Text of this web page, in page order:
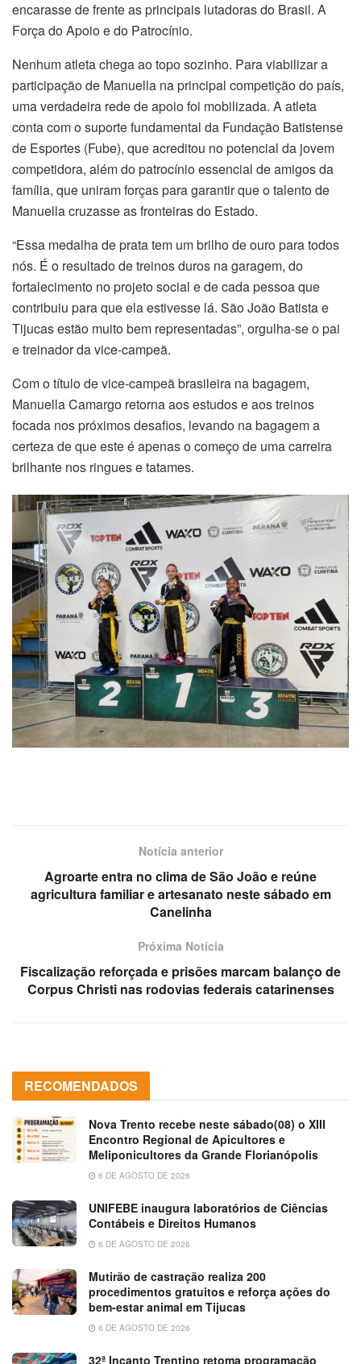
encarasse de frente as principais lutadoras do Brasil. A
Força do Apoio e do Patrocínio.
Nenhum atleta chega ao topo sozinho. Para viabilizar a
participação de Manuella na principal competição do país,
uma verdadeira rede de apoio foi mobilizada. A atleta
conta com o suporte fundamental da Fundação Batistense
de Esportes (Fube), que acreditou no potencial da jovem
competidora, além do patrocínio essencial de amigos da
família, que uniram forças para garantir que o talento de
Manuella cruzasse as fronteiras do Estado.
“Essa medalha de prata tem um brilho de ouro para todos
nós. É o resultado de treinos duros na garagem, do
fortalecimento no projeto social e de cada pessoa que
contribuiu para que ela estivesse lá. São João Batista e
Tijucas estão muito bem representadas”, orgulha-se o pai
e treinador da vice-campeã.
Com o título de vice-campeã brasileira na bagagem,
Manuella Camargo retorna aos estudos e aos treinos
focada nos próximos desafios, levando na bagagem a
certeza de que este é apenas o começo de uma carreira
brilhante nos ringues e tatames.
Notícia anterior
Agroarte entra no clima de São João e reúne
agricultura familiar e artesanato neste sábado em
Canelinha
Próxima Notícia
Fiscalização reforçada e prisões marcam balanço de
Corpus Christi nas rodovias federais catarinenses
RECOMENDADOS
Nova Trento recebe neste sábado(08) o XIII
Encontro Regional de Apicultores e
Meliponicultores da Grande Florianópolis
6 DE AGOSTO DE 2026
UNIFEBE inaugura laboratórios de Ciências
Contábeis e Direitos Humanos
6 DE AGOSTO DE 2026
Mutirão de castração realiza 200
procedimentos gratuitos e reforça ações do
bem-estar animal em Tijucas
6 DE AGOSTO DE 2026
32ª Incanto Trentino retoma programação